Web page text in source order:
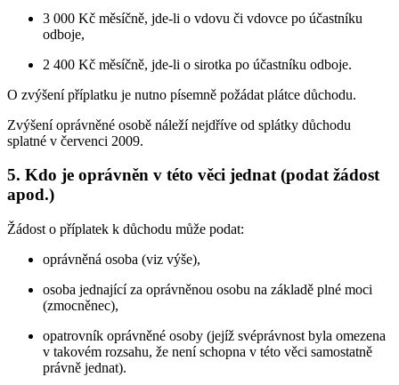
3 000 Kč měsíčně, jde-li o vdovu či vdovce po účastníku
odboje,
2 400 Kč měsíčně, jde-li o sirotka po účastníku odboje.
O zvýšení příplatku je nutno písemně požádat plátce důchodu.
Zvýšení oprávněné osobě náleží nejdříve od splátky důchodu
splatné v červenci 2009.
5. Kdo je oprávněn v této věci jednat (podat žádost
apod.)
Žádost o příplatek k důchodu může podat:
oprávněná osoba (viz výše),
osoba jednající za oprávněnou osobu na základě plné moci
(zmocněnec),
opatrovník oprávněné osoby (jejíž svéprávnost byla omezena
v takovém rozsahu, že není schopna v této věci samostatně
právně jednat).